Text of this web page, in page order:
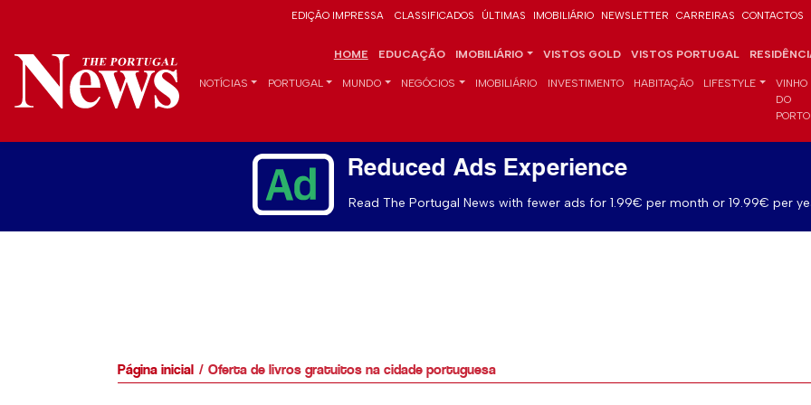
EDIÇÃO IMPRESSA CLASSIFICADOS ÚLTIMAS IMOBILIÁRIO NEWSLETTER CARREIRAS CONTACTOS
HOME EDUCAÇÃO IMOBILIÁRIO VISTOS GOLD VISTOS PORTUGAL
NOTÍCIAS PORTUGAL MUNDO NEGÓCIOS IMOBILIÁRIO INVESTIMENTO HABITAÇÃO LIFESTYLE
VINHO
DO
PORTO
Reduced Ads Experience
Read The Portugal News with fewer ads for 1.99€ per month or 19.99€ per
Página inicial Oferta de livros gratuitos na cidade portuguesa